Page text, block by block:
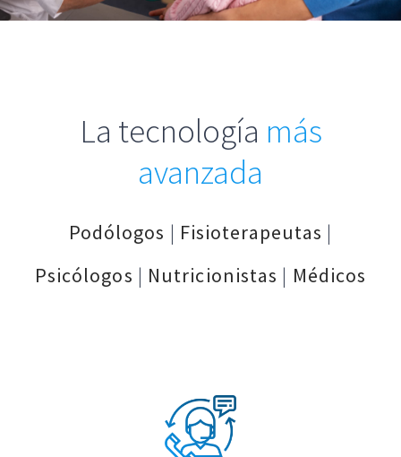
CONTACTO
La tecnología más
avanzada
Podólogos | Fisioterapeutas |
Psicólogos | Nutricionistas | Médicos